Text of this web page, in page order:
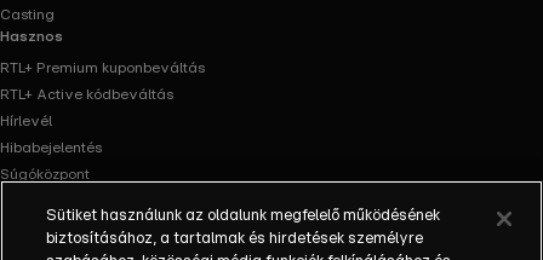
Casting
Hasznos
RTL+ Premium kuponbeváltás
RTL+ Active kódbeváltás
Hírlevél
Hibabejelentés
Súgóközpont
FacebookInstagram
Sütiket használunk az oldalunk megfelelő működésének
biztosításához, a tartalmak és hirdetések személyre